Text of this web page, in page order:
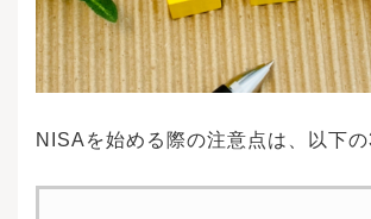
いをする場合はその資金も必要です。教育資金
はいくらかかる？準備の仕方や足りない時の対
応策を解説参考：文部科学省「【資料5-2】教育
投資参考資料集」老後資金の備えも必要です。2
したあと、17～23年は年金と貯蓄で生活する必
費は、独身で約13万円、夫婦2人で約22万円とい
NISAを始める際の注意点は、以下の